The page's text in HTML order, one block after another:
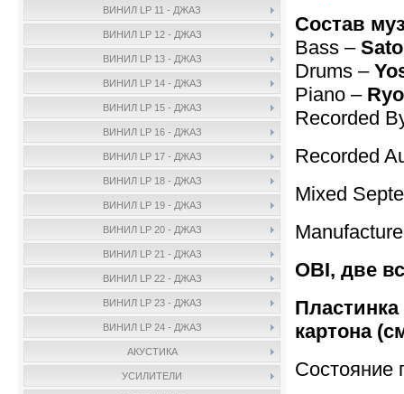
ВИНИЛ LP 11 - ДЖАЗ
ВИНИЛ LP 12 - ДЖАЗ
ВИНИЛ LP 13 - ДЖАЗ
ВИНИЛ LP 14 - ДЖАЗ
ВИНИЛ LP 15 - ДЖАЗ
ВИНИЛ LP 16 - ДЖАЗ
ВИНИЛ LP 17 - ДЖАЗ
ВИНИЛ LP 18 - ДЖАЗ
ВИНИЛ LP 19 - ДЖАЗ
ВИНИЛ LP 20 - ДЖАЗ
ВИНИЛ LP 21 - ДЖАЗ
ВИНИЛ LP 22 - ДЖАЗ
ВИНИЛ LP 23 - ДЖАЗ
ВИНИЛ LP 24 - ДЖАЗ
АКУСТИКА
УСИЛИТЕЛИ
Состав
Bass –
Drums –
Piano –
Recorded
Recorded
Mixed
OBI, две
картона
Состояние